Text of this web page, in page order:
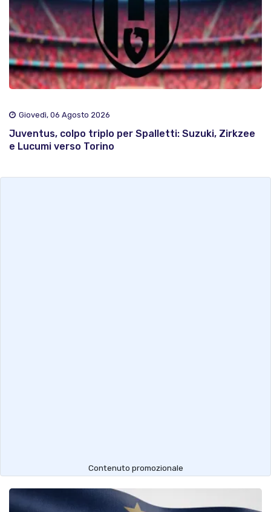
Giovedì, 06 Agosto 2026
Juventus, colpo triplo per Spalletti: Suzuki, Zirkzee
e Lucumi verso Torino
Contenuto promozionale